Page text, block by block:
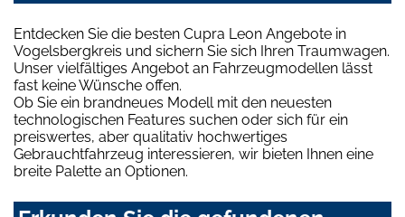
Entdecken Sie die besten Cupra Leon Angebote in
Vogelsbergkreis und sichern Sie sich Ihren Traumwagen.
Unser vielfältiges Angebot an Fahrzeugmodellen lässt
fast keine Wünsche offen.
Ob Sie ein brandneues Modell mit den neuesten
technologischen Features suchen oder sich für ein
preiswertes, aber qualitativ hochwertiges
Gebrauchtfahrzeug interessieren, wir bieten Ihnen eine
breite Palette an Optionen.